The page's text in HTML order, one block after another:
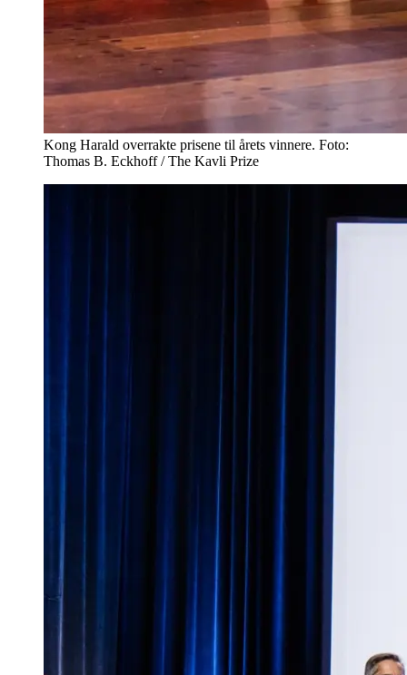
Kong Harald overrakte prisene til årets vinnere. Foto:
Thomas B. Eckhoff / The Kavli Prize